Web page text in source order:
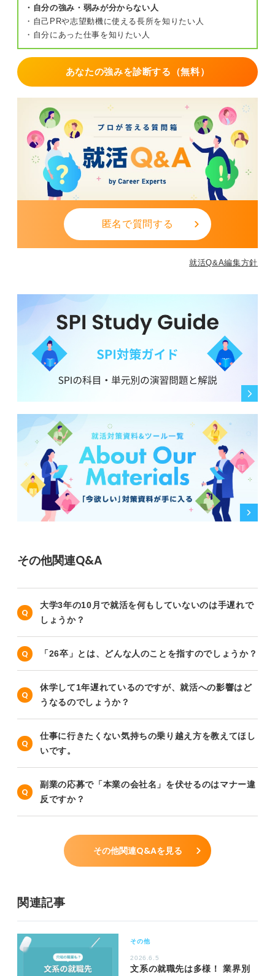
・自分の強み・弱みが分からない人
・自己PRや志望動機に使える長所を知りたい人
・自分にあった仕事を知りたい人
あなたの強みを診断する（無料）
匿名で質問する
就活Q&A編集方針
その他関連Q&A
大学3年の10月で就活を何もしていないのは手遅れで
しょうか？
「26卒」とは、どんな人のことを指すのでしょうか？
休学して1年遅れているのですが、就活への影響はど
うなるのでしょうか？
仕事に行きたくない気持ちの乗り越え方を教えてほし
いです。
副業の応募で「本業の会社名」を伏せるのはマナー違
反ですか？
その他関連Q&Aを見る
関連記事
その他
2026.6.5
文系の就職先は多様！ 業界別